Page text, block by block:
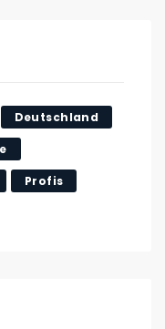
Deutschland
Profis